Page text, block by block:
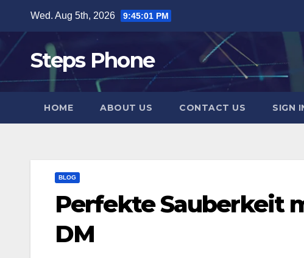
content
Wed. Aug 5th, 2026 9:45:02 PM
Steps Phone
HOME ABOUT US CONTACT US SIGN
BLOG
Perfekte Sauberkeit
DM